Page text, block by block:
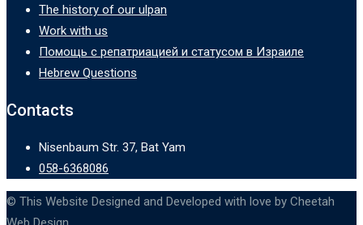
The history of our ulpan
Work with us
Помощь с репатриацией и статусом в Израиле
Hebrew Questions
Contacts
Nisenbaum Str. 37, Bat Yam
058-6368086
© This Website Designed and Developed with love by Cheetah